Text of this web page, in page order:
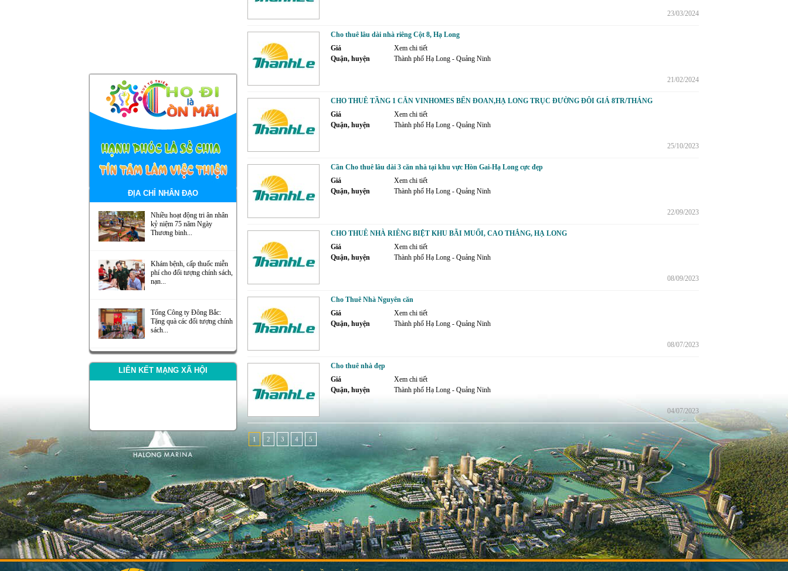
ĐỊA CHỈ NHÂN ĐẠO
Nhiều hoạt động tri ân nhân
kỷ niệm 75 năm Ngày
Thương binh...
Khám bệnh, cấp thuốc miễn
phí cho đối tượng chính sách,
nạn...
Tổng Công ty Đông Bắc:
Tặng quà các đối tượng chính
sách...
LIÊN KẾT MẠNG XÃ HỘI
23/03/2024
Cho thuê lâu dài nhà riêng Cột 8, Hạ Long
Giá
Xem chi tiết
Quận, huyện
Thành phố Hạ Long - Quảng Ninh
21/02/2024
CHO THUÊ TẦNG 1 CĂN VINHOMES BẾN ĐOAN,HẠ LONG TRỤC ĐƯỜNG ĐÔI GIÁ 8TR/THÁNG
Giá
Xem chi tiết
Quận, huyện
Thành phố Hạ Long - Quảng Ninh
25/10/2023
Cần Cho thuê lâu dài 3 căn nhà tại khu vực Hòn Gai-Hạ Long cực đẹp
Giá
Xem chi tiết
Quận, huyện
Thành phố Hạ Long - Quảng Ninh
22/09/2023
CHO THUÊ NHÀ RIÊNG BIỆT KHU BÃI MUỐI, CAO THẮNG, HẠ LONG
Giá
Xem chi tiết
Quận, huyện
Thành phố Hạ Long - Quảng Ninh
08/09/2023
Cho Thuê Nhà Nguyên căn
Giá
Xem chi tiết
Quận, huyện
Thành phố Hạ Long - Quảng Ninh
08/07/2023
Cho thuê nhà đẹp
Giá
Xem chi tiết
Quận, huyện
Thành phố Hạ Long - Quảng Ninh
04/07/2023
1 2 3 4 5